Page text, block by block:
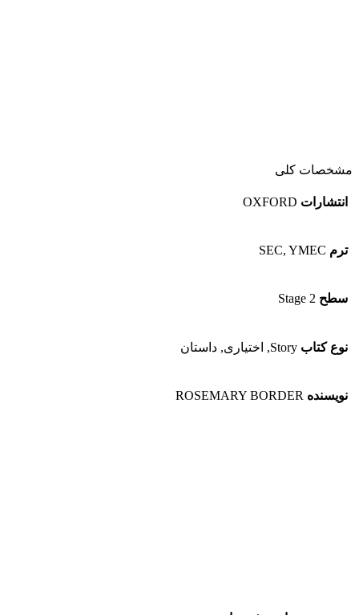
مشخصات کلی
انتشارات OXFORD
ترم SEC, YMEC
سطح Stage 2
نوع کتاب Story, اختیاری, داستان
نویسنده ROSEMARY BORDER